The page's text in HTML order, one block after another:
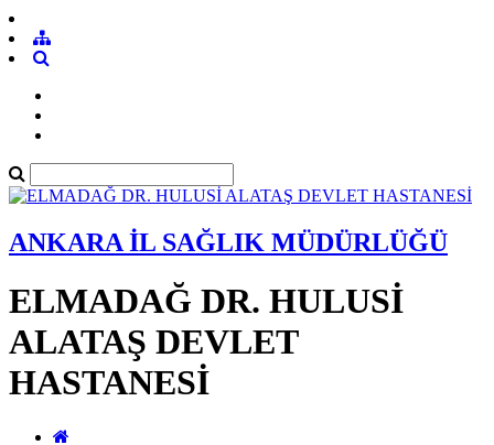
ANKARA İL SAĞLIK MÜDÜRLÜĞÜ
ELMADAĞ DR. HULUSİ
ALATAŞ DEVLET
HASTANESİ